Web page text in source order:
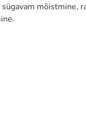
mõistmine,